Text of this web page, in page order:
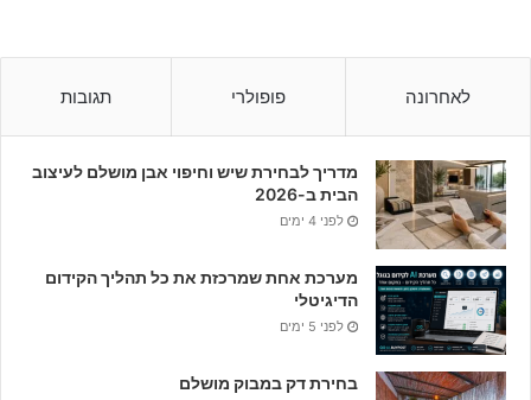
לאחרונה פופולרי תגובות
מדריך לבחירת שיש וחיפוי אבן מושלם לעיצוב
הבית ב-2026
לפני 4 ימים
מערכת אחת שמרכזת את כל תהליך הקידום
הדיגיטלי
לפני 5 ימים
בחירת דק במבוק מושלם